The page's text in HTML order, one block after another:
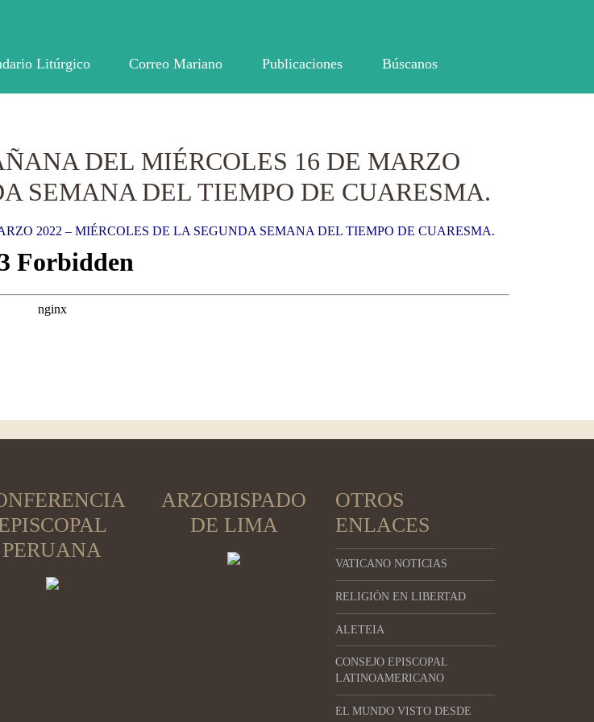
Litúrgico Correo Mariano Publicaciones Búscanos
DEL MIÉRCOLES 16 DE MARZO
SEMANA DEL TIEMPO DE CUARESMA.
2022 – MIÉRCOLES DE LA SEGUNDA SEMANA DEL TIEMPO DE CUARESMA.
PERUANA
ARZOBISPADO
DE LIMA
OTROS
ENLACES
VATICANO NOTICIAS
RELIGIÓN EN LIBERTAD
ALETEIA
CONSEJO EPISCOPAL
LATINOAMERICANO
EL MUNDO VISTO DESDE